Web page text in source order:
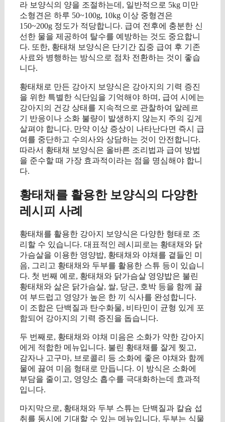
라 보양식의 양을 조절하는데, 일반적으로 5kg 미만
소형견은 하루 50~100g, 10kg 이상 중형견은
150~200g 정도가 적당합니다. 급여 전후에 충분한 신
선한 물을 제공하여 탈수를 예방하는 것도 중요합니
다. 또한, 황태채 보양식은 단기간 집중 급여 후 기존
사료와 병행하는 방식으로 점차 전환하는 것이 좋습
니다.
황태채로 만든 강아지 보양식은 강아지의 기력 증진
을 위한 특별한 식단임을 기억해야 하며, 급여 시에는
강아지의 건강 상태를 지속적으로 관찰하여 알레르
기 반응이나 소화 불량이 발생하지 않는지 주의 깊게
살펴야 합니다. 만약 이상 증상이 나타난다면 즉시 급
여를 중단하고 수의사와 상담하는 것이 안전합니다.
따라서 황태채 보양식은 올바른 조리법과 급여 방법
을 준수할 때 가장 효과적이라는 점을 명심해야 합니
다.
황태채를 활용한 보양식의 다양한
레시피 사례
황태채를 활용한 강아지 보양식은 다양한 형태로 조
리할 수 있습니다. 대표적인 레시피로는 황태채와 닭
가슴살을 이용한 영양밥, 황태채와 야채를 곁들인 미
음, 그리고 황태채와 두부를 활용한 스튜 등이 있습니
다. 첫 번째 예로, 황태채와 닭가슴살 영양밥은 불린
황태채와 삶은 닭가슴살, 쌀, 당근, 호박 등을 함께 끓
여 부드럽고 영양가 높은 한 끼 식사를 완성합니다.
이 조합은 단백질과 탄수화물, 비타민이 균형 있게 포
함되어 강아지의 기력 증진을 돕습니다.
두 번째로, 황태채와 야채 미음은 소화가 약한 강아지
에게 적합한 메뉴입니다. 불린 황태채를 잘게 찢고,
감자나 고구마, 브로콜리 등 소화에 좋은 야채와 함께
물에 끓여 미음 형태로 만듭니다. 이 방식은 소화에
부담을 줄이고, 영양소 흡수를 극대화하는데 효과적
입니다.
마지막으로, 황태채와 두부 스튜는 단백질과 칼슘 섭
취를 동시에 기대할 수 있는 메뉴입니다. 두부는 식물